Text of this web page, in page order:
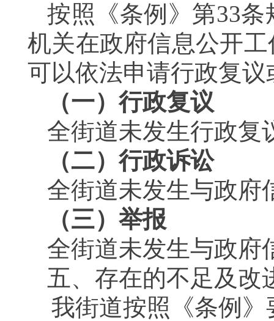
按照《条例》第33条
机关在政府信息公开
可以依法申请行政复
（一）行政复议
全街道未发生行政复
（二）行政诉讼
全街道未发生与政府
（三）举报
全街道未发生与政府
五、存在的不足及改
我街道按照《条例